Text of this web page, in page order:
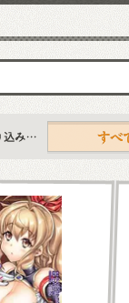
すべて